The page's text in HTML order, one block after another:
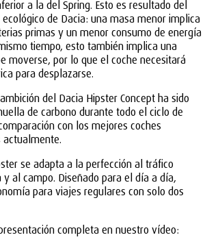
a la del Spring. Esto es resultado del
de Dacia: una masa menor implica
primas y un menor consumo de energía
tiempo, esto también implica una
moverse, por lo que el coche necesitará
para desplazarse.
del Dacia Hipster Concept ha sido
de carbono durante todo el ciclo de
con los mejores coches
actualmente.
se adapta a la perfección al tráfico
al campo. Diseñado para el día a día,
para viajes regulares con solo dos
completa en nuestro vídeo: